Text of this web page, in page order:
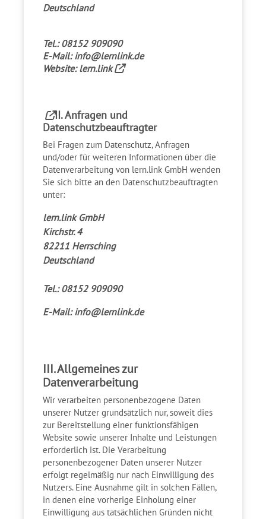
Deutschland
Tel.: 08152 909090
E-Mail:info@lernlink.de
Website:lern.link
II. Anfragen und
Datenschutzbeauftragter
Bei Fragen zum Datenschutz, Anfragen
und/oder für weiteren Informationen über die
Datenverarbeitung von lern.link GmbH wenden
Sie sich bitte an den Datenschutzbeauftragten
unter:
lern.link GmbH
Kirchstr. 4
82211 Herrsching
Deutschland
Tel.: 08152 909090
E-Mail:info@lernlink.de
III. Allgemeines zur
Datenverarbeitung
Wir verarbeiten personenbezogene Daten
unserer Nutzer grundsätzlich nur, soweit dies
zur Bereitstellung einer funktionsfähigen
Website sowie unserer Inhalte und Leistungen
erforderlich ist. Die Verarbeitung
personenbezogener Daten unserer Nutzer
erfolgt regelmäßig nur nach Einwilligung des
Nutzers. Eine Ausnahme gilt in solchen Fällen,
in denen eine vorherige Einholung einer
Einwilligung aus tatsächlichen Gründen nicht